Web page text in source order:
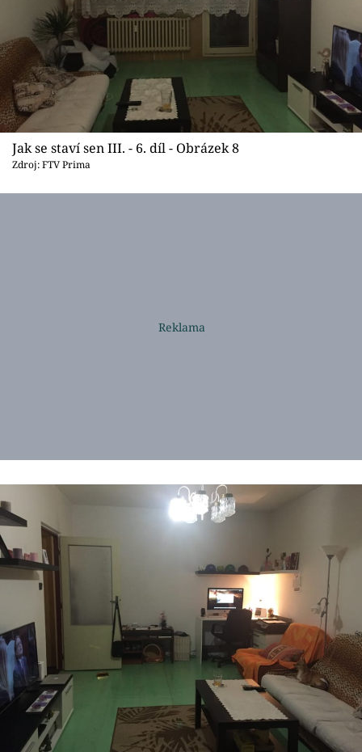
Jak se staví sen III. - 6. díl - Obrázek 8
Zdroj: FTV Prima